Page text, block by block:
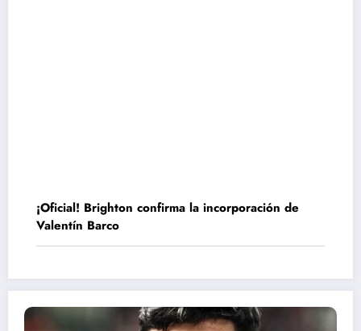
¡Oficial! Brighton confirma la incorporación de
Valentín Barco